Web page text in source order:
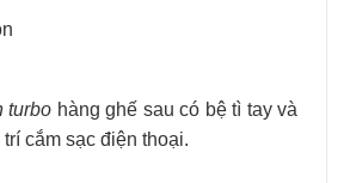
turbo hàng ghế sau có bệ tì tay và
cắm sạc điện thoại.